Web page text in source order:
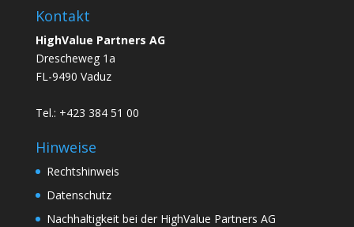
Kontakt
HighValue Partners AG
Drescheweg 1a
FL-9490 Vaduz
Tel.: +423 384 51 00
Hinweise
Rechtshinweis
Datenschutz
Nachhaltigkeit bei der HighValue Partners AG